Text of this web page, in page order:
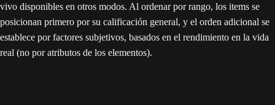
vivo disponibles en otros modos. Al ordenar por rango, los items se
posicionan primero por su calificación general, y el orden adicional se
establece por factores subjetivos, basados en el rendimiento en la vida
real (no por atributos de los elementos).